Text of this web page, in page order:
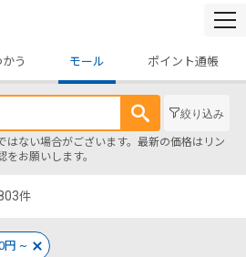
う モール ポイント通帳
絞り込み
ない場合がございます。最新の価格はリン
お願いします。
件
円 ~